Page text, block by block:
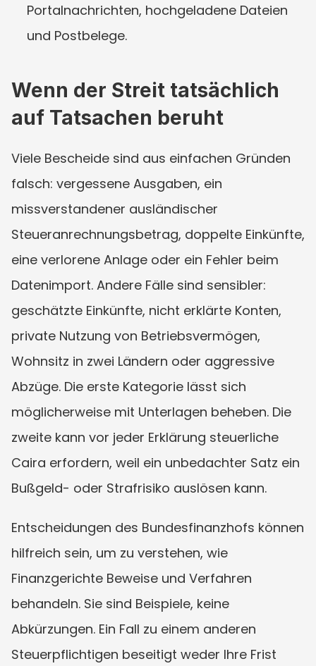
Portalnachrichten, hochgeladene Dateien
und Postbelege.
Wenn der Streit tatsächlich
auf Tatsachen beruht
Viele Bescheide sind aus einfachen Gründen
falsch: vergessene Ausgaben, ein
missverstandener ausländischer
Steueranrechnungsbetrag, doppelte Einkünfte,
eine verlorene Anlage oder ein Fehler beim
Datenimport. Andere Fälle sind sensibler:
geschätzte Einkünfte, nicht erklärte Konten,
private Nutzung von Betriebsvermögen,
Wohnsitz in zwei Ländern oder aggressive
Abzüge. Die erste Kategorie lässt sich
möglicherweise mit Unterlagen beheben. Die
zweite kann vor jeder Erklärung steuerliche
Caira erfordern, weil ein unbedachter Satz ein
Bußgeld- oder Strafrisiko auslösen kann.
Entscheidungen des Bundesfinanzhofs können
hilfreich sein, um zu verstehen, wie
Finanzgerichte Beweise und Verfahren
behandeln. Sie sind Beispiele, keine
Abkürzungen. Ein Fall zu einem anderen
Steuerpflichtigen beseitigt weder Ihre Frist